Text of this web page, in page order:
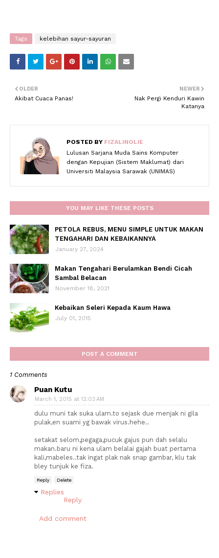
Tags kelebihan sayur-sayuran
NEWER
Nak Pergi Kenduri Kawin
Katanya
OLDER
Akibat Cuaca Panas!
POSTED BY FIZALINOLIE
Lulusan Sarjana Muda Sains Komputer
dengan Kepujian (Sistem Maklumat) dari
Universiti Malaysia Sarawak (UNIMAS)
YOU MAY LIKE THESE POSTS
PETOLA REBUS, MENU SIMPLE UNTUK MAKAN
TENGAHARI DAN KEBAIKANNYA
January 27, 2024
Makan Tengahari Berulamkan Bendi Cicah
Sambal Belacan
November 18, 2021
Kebaikan Seleri Kepada Kaum Hawa
July 01, 2015
POST A COMMENT
1 Comments
Puan Kutu
March 1, 2015 at 12:03 AM
dulu muni tak suka ulam.to sejask due menjak ni gila
pulak,en suami yg bawak virus.hehe..
setakat selom,pegaga,pucuk gajus pun dah selalu
makan.baru ni kena ulam belalai gajah buat pertama
kali,mabeles..tak ingat plak nak snap gambar, klu tak
bley tunjuk ke fiza.
Reply Delete
Replies
Reply
Add comment